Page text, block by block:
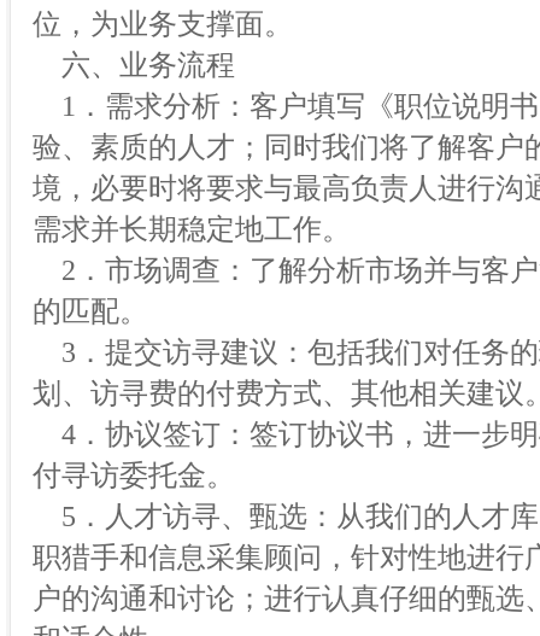
位，为业务支撑面。
六、业务流程
1．需求分析：客户填写《职位说明
验、素质的人才；同时我们将了解客户
境，必要时将要求与最高负责人进行
需求并长期稳定地工作。
2．市场调查：了解分析市场并与客
的匹配。
3．提交访寻建议：包括我们对任务
划、访寻费的付费方式、其他相关建议
4．协议签订：签订协议书，进一步
付寻访委托金。
5．人才访寻、甄选：从我们的人才
职猎手和信息采集顾问，针对性地进
户的沟通和讨论；进行认真仔细的甄